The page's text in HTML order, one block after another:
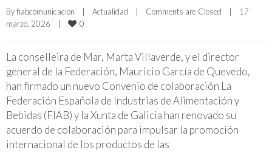
By fiabcomunicacion | Actualidad | Comments are Closed |
17
marzo, 2026
| 0
La conselleira de Mar, Marta Villaverde, y el director
general de la Federación, Mauricio García de Quevedo,
han firmado un nuevo Convenio de colaboración La
Federación Española de Industrias de Alimentación y
Bebidas (FIAB) y la Xunta de Galicia han renovado su
acuerdo de colaboración para impulsar la promoción
internacional de los productos de las